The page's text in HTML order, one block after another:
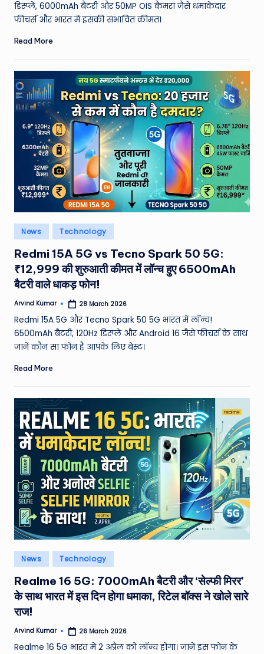
डिस्प्ले, 6000mAh बैटरी और 50MP OIS कैमरा जैसे धमाकेदार
फीचर्स और भारत में इसकी संभावित कीमत।
Read More
Posted
in
News Technology
Redmi 15A 5G vs Tecno Spark 50 5G:
₹12,999 की शुरुआती कीमत में लॉन्च हुए 6500mAh
बैटरी वाले धाकड़ फोन!
Posted
Arvind Kumar 28 March 2026
Redmi 15A 5G और Tecno Spark 50 5G भारत में लॉन्च!
6500mAh बैटरी, 120Hz डिस्प्ले और Android 16 जैसे फीचर्स के साथ
जानें कौन सा फोन है आपके लिए बेस्ट।
Read More
Posted
in
News Technology
Realme 16 5G: 7000mAh बैटरी और ‘सेल्फी मिरर’
के साथ भारत में इस दिन होगा धमाका, रिटेल बॉक्स ने खोले सारे
राज!
Posted
Arvind Kumar 26 March 2026
Realme 16 5G भारत में 2 अप्रैल को लॉन्च होगा। जानें इस फोन के